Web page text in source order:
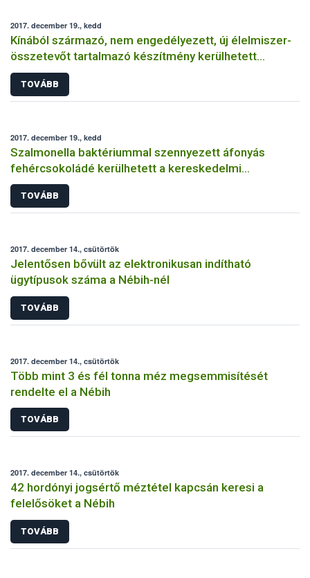
2017. december 19., kedd
Kínából származó, nem engedélyezett, új élelmiszer-
összetevőt tartalmazó készítmény kerülhetett
forgalomba
TOVÁBB
2017. december 19., kedd
Szalmonella baktériummal szennyezett áfonyás
fehércsokoládé kerülhetett a kereskedelmi
forgalomba
TOVÁBB
2017. december 14., csütörtök
Jelentősen bővült az elektronikusan indítható
ügytípusok száma a Nébih-nél
TOVÁBB
2017. december 14., csütörtök
Több mint 3 és fél tonna méz megsemmisítését
rendelte el a Nébih
TOVÁBB
2017. december 14., csütörtök
42 hordónyi jogsértő méztétel kapcsán keresi a
felelősöket a Nébih
TOVÁBB